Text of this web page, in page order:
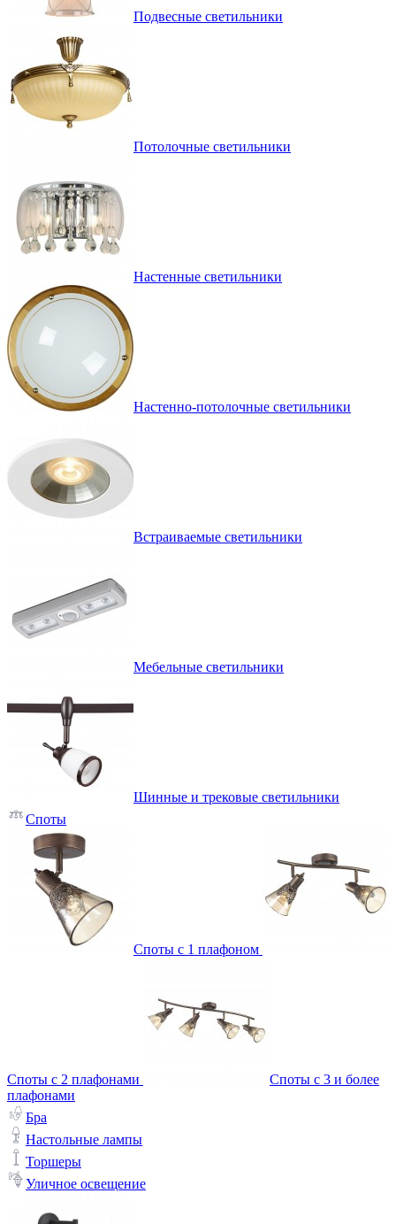
Подвесные светильники
Потолочные светильники
Настенные светильники
Настенно-потолочные светильники
Встраиваемые светильники
Мебельные светильники
Шинные и трековые светильники
Споты
Споты с 1 плафоном
Споты с 2 плафонами
Споты с 3 и более
плафонами
Бра
Настольные лампы
Торшеры
Уличное освещение